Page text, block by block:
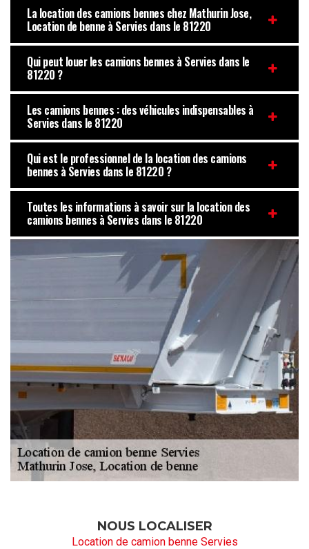
La location des camions bennes chez Mathurin Jose,
Location de benne à Servies dans le 81220
Qui peut louer les camions bennes à Servies dans le
81220 ?
Les camions bennes : des véhicules indispensables à
Servies dans le 81220
Qui est le professionnel de la location des camions
bennes à Servies dans le 81220 ?
Toutes les informations à savoir sur la location des
camions bennes à Servies dans le 81220
NOUS LOCALISER
Location de camion benne Servies